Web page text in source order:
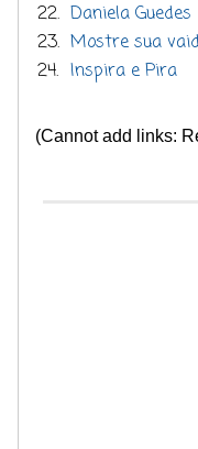
22. Daniela Guedes
23. Mostre sua
24. Inspira e Pira
(Cannot add links: